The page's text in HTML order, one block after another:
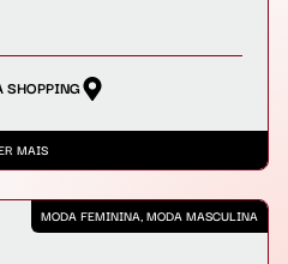
MAIS
MODA FEMININA, MODA MASCULINA